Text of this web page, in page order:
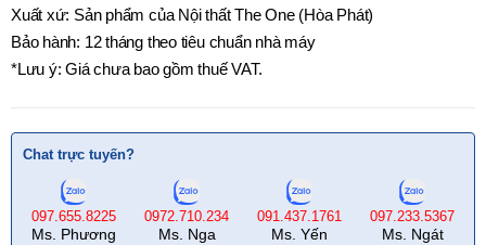
Xuất xứ: Sản phẩm của Nội thất The One (Hòa Phát)
Bảo hành: 12 tháng theo tiêu chuẩn nhà máy
*Lưu ý: Giá chưa bao gồm thuế VAT.
Chat trực tuyến?
097.655.8225
Ms. Phương
0972.710.234
Ms. Nga
091.437.1761
Ms. Yến
097.233.5367
Ms. Ngát